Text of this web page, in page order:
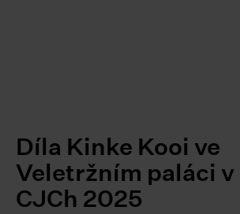
Díla Kinke Kooi ve
Veletržním paláci v
CJCh 2025